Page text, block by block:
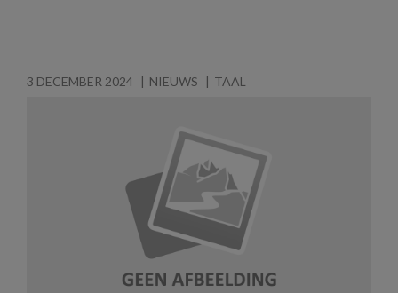
3 DECEMBER 2024 NIEUWS TAAL